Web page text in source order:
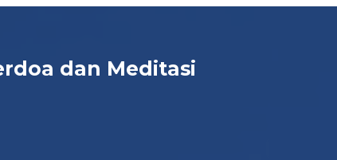
dan Meditasi